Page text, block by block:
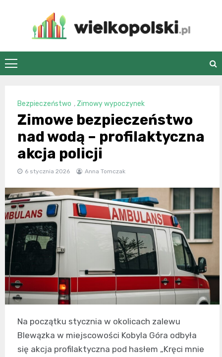
wielkopolski.pl
Bezpieczeństwo , Zimowy wypoczynek
Zimowe bezpieczeństwo
nad wodą – profilaktyczna
akcja policji
6 stycznia 2026 Anna Tomczak
Na początku stycznia w okolicach zalewu
Blewązka w miejscowości Kobyla Góra odbyła
się akcja profilaktyczna pod hasłem „Kręci mnie